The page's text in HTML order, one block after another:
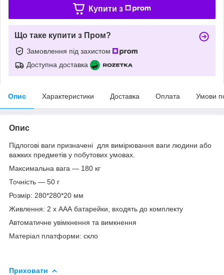
Купити з
Що таке купити з Пром?
Замовлення під захистом
Доступна доставка
Опис Характеристики Доставка Оплата Умови
Опис
Підлогові ваги призначені для вимірювання ваги людини або
важких предметів у побутових умовах.
Максимальна вага — 180 кг
Точність — 50 г
Розмір: 280*280*20 мм
Живлення: 2 х ААА батарейки, входять до комплекту
Автоматичне увімкнення та вимкнення
Матеріал платформи: скло
Приховати